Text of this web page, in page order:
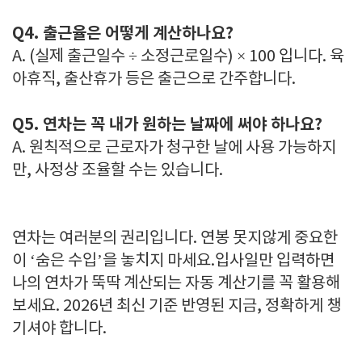
Q4. 출근율은 어떻게 계산하나요?
A. (실제 출근일수 ÷ 소정근로일수) × 100 입니다. 육
아휴직, 출산휴가 등은 출근으로 간주합니다.
Q5. 연차는 꼭 내가 원하는 날짜에 써야 하나요?
A. 원칙적으로 근로자가 청구한 날에 사용 가능하지
만, 사정상 조율할 수는 있습니다.
연차는 여러분의 권리입니다. 연봉 못지않게 중요한
이 ‘숨은 수입’을 놓치지 마세요.입사일만 입력하면
나의 연차가 뚝딱 계산되는 자동 계산기를 꼭 활용해
보세요. 2026년 최신 기준 반영된 지금, 정확하게 챙
기셔야 합니다.